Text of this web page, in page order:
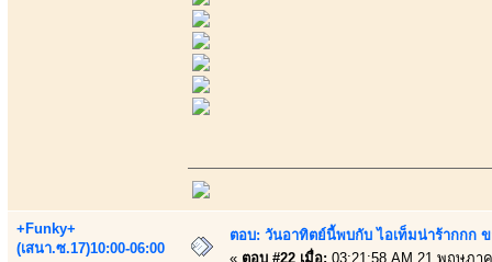
+Funky+
(เสนา.ซ.17)10:00-06:00
ตอบ: วันอาทิตย์นี้พบกับ ไอเท็มน่าร้ากกก
« ตอบ #22 เมื่อ: 03:21:58 AM 21 พฤษภา